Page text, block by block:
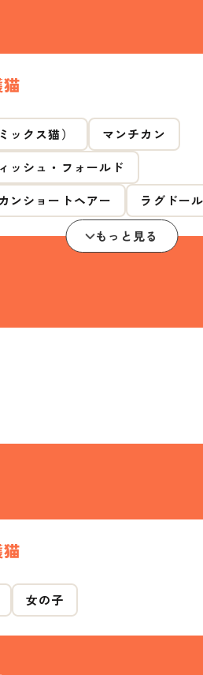
ックス猫）
マンチカン
ッシュ・フォールド
ンショートヘアー
ラグドール
もっと見る
女の子